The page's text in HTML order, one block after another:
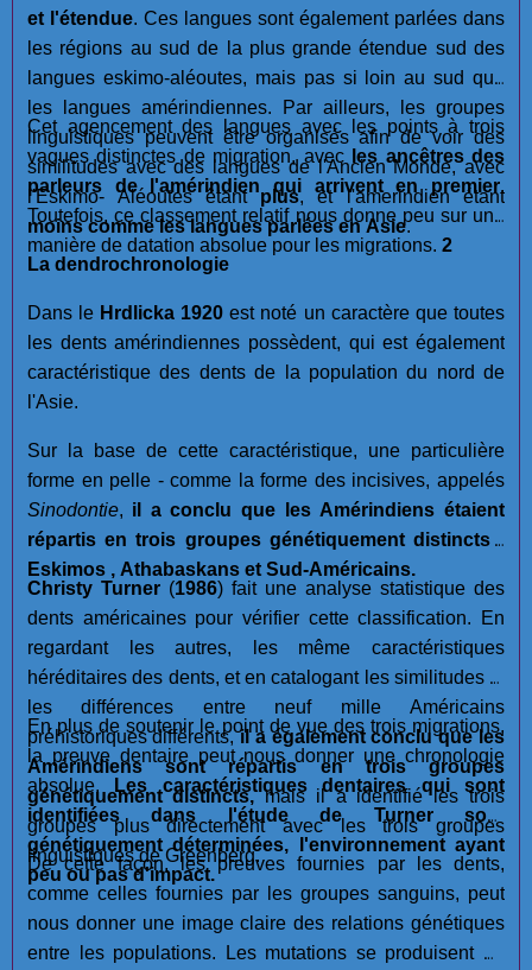
et l'étendue. Ces langues sont également parlées dans
les régions au sud de la plus grande étendue sud des
langues eskimo-aléoutes, mais pas si loin au sud que
les langues amérindiennes. Par ailleurs, les groupes
linguistiques peuvent être organisés afin de voir des
similitudes avec des langues de l'Ancien Monde, avec
l'Eskimo- Aléoutes êtantplus, et l'amerindien étant
moins comme les langues parlées en Asie.
Cet agencement des langues avec les points à trois
vagues distinctes de migration, avec les ancêtres des
parleurs de l'amérindien qui arrivent en premier.
Toutefois, ce classement relatif nous donne peu sur une
manière de datation absolue pour les migrations. 2
La dendrochronologie
Dans le Hrdlicka 1920 est noté un caractère que toutes
les dents amérindiennes possèdent, qui est également
caractéristique des dents de la population du nord de
l'Asie.
Sur la base de cette caractéristique, une particulière
forme en pelle - comme la forme des incisives, appelés
Sinodontie, il a conclu que les Amérindiens étaient
répartis en trois groupes génétiquement distincts :
Eskimos , Athabaskans et Sud-Américains.
Christy Turner (1986) fait une analyse statistique des
dents américaines pour vérifier cette classification. En
regardant les autres, les même caractéristiques
héréditaires des dents, et en catalogant les similitudes et
les différences entre neuf mille Américains
préhistoriques différents,il a également conclu que les
Amérindiens sont répartis en trois groupes
génétiquement distincts,mais il a identifié les trois
groupes plus directement avec les trois groupes
linguistiques de Greenberg.
En plus de soutenir le point de vue des trois migrations,
la preuve dentaire peut nous donner une chronologie
absolue. Les caractéristiques dentaires qui sont
identifiées dans l'étude de Turner sont
génétiquement déterminées, l'environnement ayant
peu ou pas d'impact.
De cette façon, les preuves fournies par les dents,
comme celles fournies par les groupes sanguins, peut
nous donner une image claire des relations génétiques
entre les populations. Les mutations se produisent de